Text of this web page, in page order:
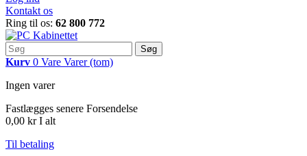
Kontakt os
Ring til os: 62 800 772
Søg
Kurv 0 Vare Varer (tom)
Ingen varer
Fastlægges senere Forsendelse
0,00 kr I alt
Til betaling